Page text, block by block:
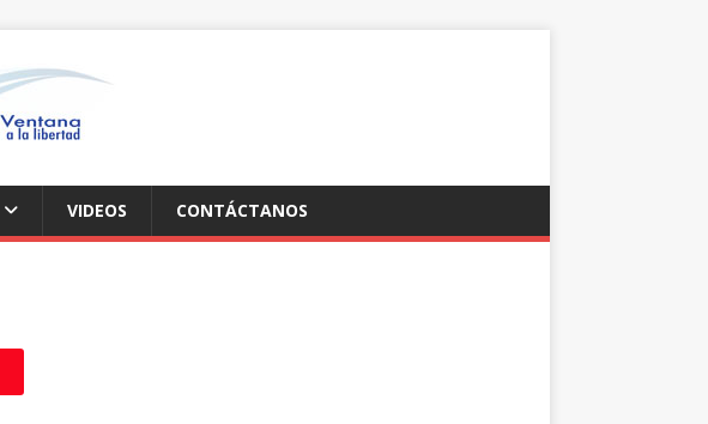
VIDEOS CONTÁCTANOS